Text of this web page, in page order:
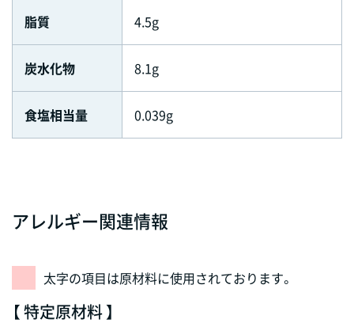
脂質 4.5g
炭水化物 8.1g
食塩相当量 0.039g
アレルギー関連情報
太字の項目は原材料に使用されております。
【 特定原材料 】